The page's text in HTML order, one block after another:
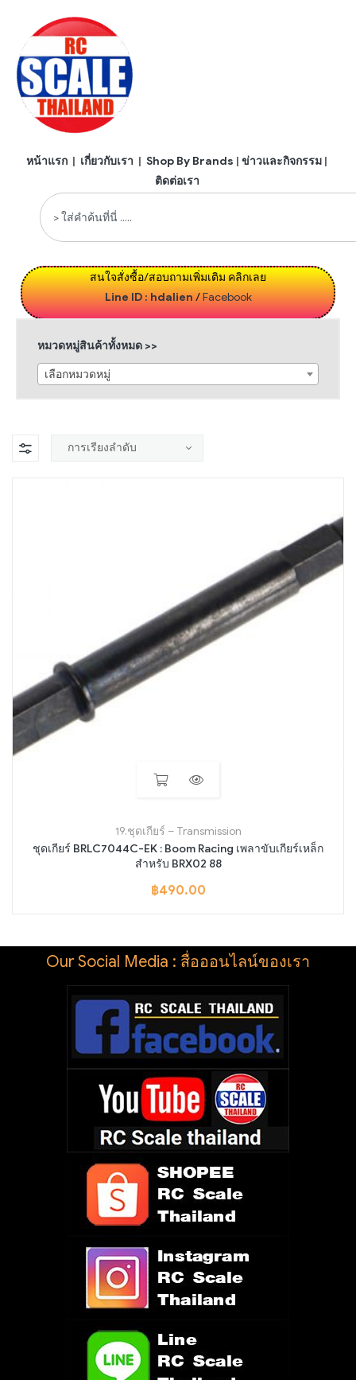
หน้าแรก | เกี่ยวกับเรา | Shop By Brands | ข่าวและกิจกรรม |
ติดต่อเรา
สนใจสั่งซื้อ/สอบถามเพิ่มเติม คลิกเลย
Line ID : hdalien/Facebook
หมวดหมู่สินค้าทั้งหมด >>
เลือกหมวดหมู่
19.ชุดเกียร์ – Transmission
ชุดเกียร์ BRLC7044C-EK : Boom Racing เพลาขับเกียร์เหล็ก
สำหรับ BRX02 88
฿490.00
Our Social Media : สื่อออนไลน์ของเรา